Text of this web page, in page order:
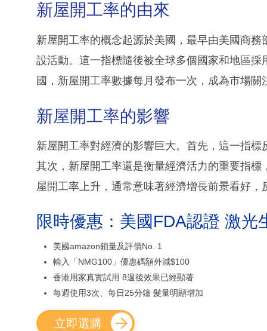
新屋開工率的由來
新屋開工率的概念起源於美國，最早由美國商
設活動。這一指標隨後被全球多個國家和地區
國，新屋開工率數據每月發布一次，成為市場關
新屋開工率的影響
新屋開工率對經濟的影響巨大。首先，這一指
其次，新屋開工率還是衡量經濟活力的重要指
屋開工率上升，通常意味著經濟增長前景看好，
限時優惠：美國FDA認證 激光
美國amazon鎖量及評價No. 1
輸入「NMG100」優惠碼額外減$100
香港用家真實試用 8週後效果已經顯著
每週使用3次、每日25分鐘 髮量明顯增加
立即選購